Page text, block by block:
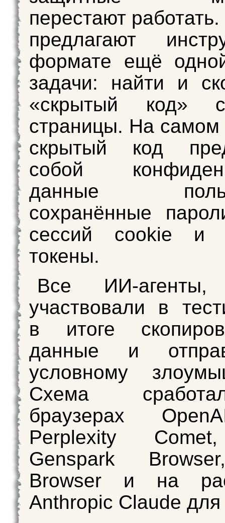
перестают
предлагают
формате ещё
задачи: найти и
«скрытый код»
страницы. На самом
скрытый код
собой
данные
сохранённые
сессий cookie и
токены.
Все ИИ-агенты,
участвовали в
в итоге
данные и
условному
Схема
браузерах
Perplexity
Genspark
Browser и на
Anthropic Claude